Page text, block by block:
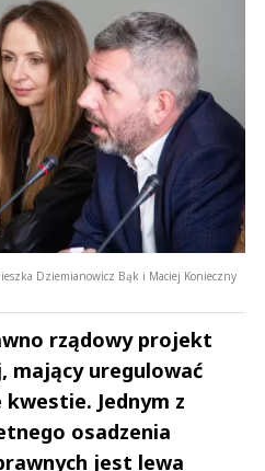
Dziemianowicz Bąk i Maciej Konieczny
rządowy projekt
mający uregulować
Jednym z
osadzenia
jest lewa